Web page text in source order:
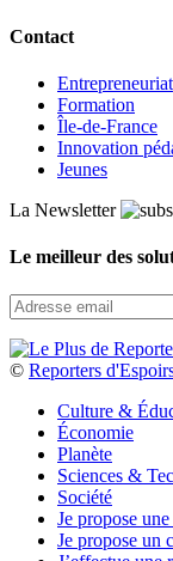
Contact
Entrepreneuriat
Formation
Île-de-France
Innovation
Jeunes
La Newsletter
Le meilleur des
© Reporters
Culture &
Économie
Planète
Sciences &
Société
Je propose
Je propose un